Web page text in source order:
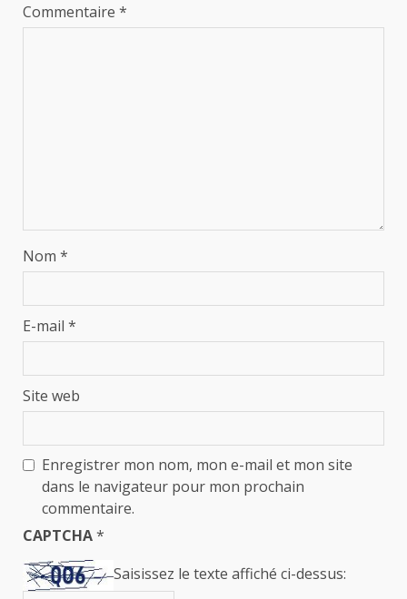
Commentaire *
Nom *
E-mail *
Site web
Enregistrer mon nom, mon e-mail et mon site
dans le navigateur pour mon prochain
commentaire.
CAPTCHA*
Saisissez le texte affiché ci-dessus: